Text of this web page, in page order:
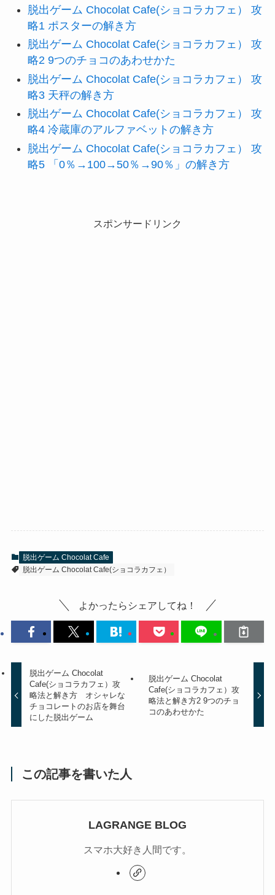
脱出ゲーム Chocolat Cafe(ショコラカフェ） 攻
略1 ポスターの解き方
脱出ゲーム Chocolat Cafe(ショコラカフェ） 攻
略2 9つのチョコのあわせかた
脱出ゲーム Chocolat Cafe(ショコラカフェ） 攻
略3 天秤の解き方
脱出ゲーム Chocolat Cafe(ショコラカフェ） 攻
略4 冷蔵庫のアルファベットの解き方
脱出ゲーム Chocolat Cafe(ショコラカフェ） 攻
略5 「0％→100→50％→90％」の解き方
スポンサードリンク
脱出ゲーム Chocolat Cafe
脱出ゲーム Chocolat Cafe(ショコラカフェ）
よかったらシェアしてね！
脱出ゲーム Chocolat
Cafe(ショコラカフェ）攻
略法と解き方 オシャレな
チョコレートのお店を舞台
にした脱出ゲーム
脱出ゲーム Chocolat
Cafe(ショコラカフェ）攻
略法と解き方2 9つのチョ
コのあわせかた
この記事を書いた人
LAGRANGE BLOG
スマホ大好き人間です。